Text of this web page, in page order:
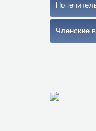
Членские